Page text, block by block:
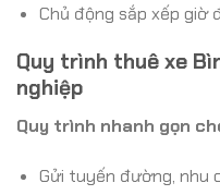
Chủ động sắp xếp
Quy trình thuê xe
nghiệp
Quy trình nhanh gọn
Gửi tuyến đường, nhu